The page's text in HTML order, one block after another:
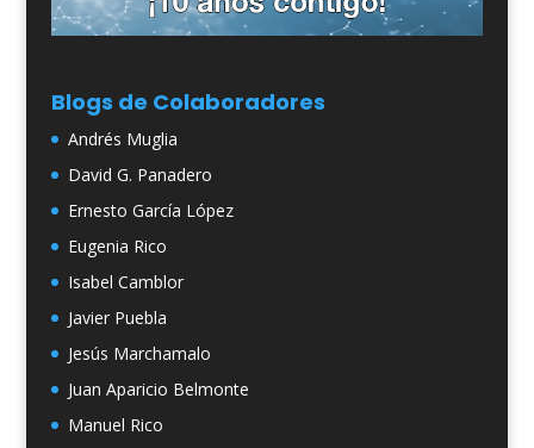
Blogs de Colaboradores
Andrés Muglia
David G. Panadero
Ernesto García López
Eugenia Rico
Isabel Camblor
Javier Puebla
Jesús Marchamalo
Juan Aparicio Belmonte
Manuel Rico